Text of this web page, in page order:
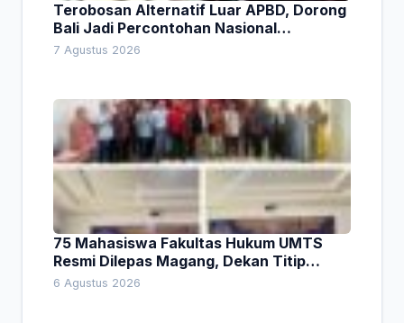
Terobosan Alternatif Luar APBD, Dorong
Bali Jadi Percontohan Nasional
Pembiayaan Daerah
7 Agustus 2026
75 Mahasiswa Fakultas Hukum UMTS
Resmi Dilepas Magang, Dekan Titip
Empat Pesan Penting
6 Agustus 2026